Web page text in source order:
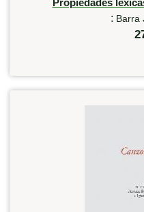
: Barra